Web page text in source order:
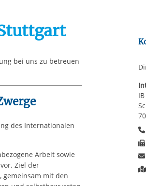
bei uns zu betreuen
des Internationalen
Arbeit sowie
Ziel der
gemeinsam mit den